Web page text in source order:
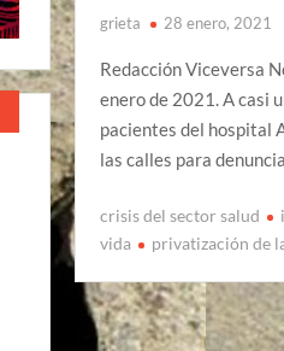
grieta 28 enero, 2021
Redacción Viceversa
enero de 2021. A casi
pacientes del hospital
las calles para
crisis del sector salud
vida
privatización de